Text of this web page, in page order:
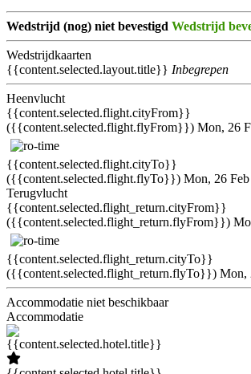
Wedstrijd (nog) niet bevestigd Wedstrijd
Wedstrijdkaarten
{{content.selected.layout.title}} Inbegrepen
Heenvlucht
{{content.selected.flight.cityFrom}}
({{content.selected.flight.flyFrom}}) Mon, 26
{{content.selected.flight.cityTo}}
({{content.selected.flight.flyTo}}) Mon, 26
Terugvlucht
{{content.selected.flight_return.cityFrom}}
({{content.selected.flight_return.flyFrom}})
{{content.selected.flight_return.cityTo}}
({{content.selected.flight_return.flyTo}}) Mon,
Accommodatie niet beschikbaar
Accommodatie